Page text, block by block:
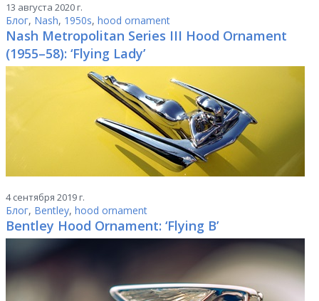
13 августа 2020 г.
Блог, Nash, 1950s, hood ornament
Nash Metropolitan Series III Hood Ornament
(1955–58): ‘Flying Lady’
4 сентября 2019 г.
Блог, Bentley, hood ornament
Bentley Hood Ornament: ‘Flying B’